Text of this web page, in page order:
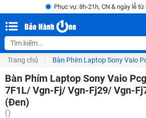
Phục vụ: 8h-21h, CN & ngày lễ từ
Trang chủ Bàn Phím Laptop Sony Vaio
Bàn Phím Laptop Sony Vaio
7F1L/ Vgn-Fj/ Vgn-Fj29/ Vgn-
(Đen)
()